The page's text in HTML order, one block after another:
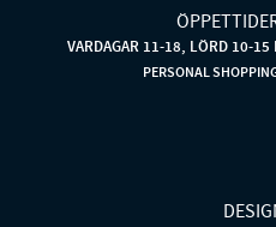
VARDAGAR 11-18, LÖRD 10-15
PERSONAL